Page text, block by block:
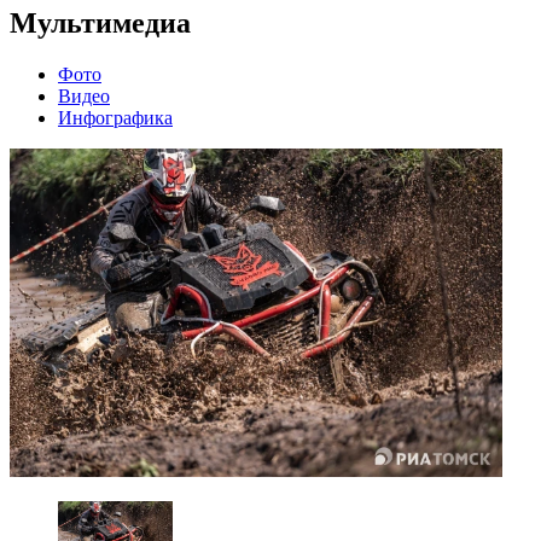
Мультимедиа
Фото
Видео
Инфографика